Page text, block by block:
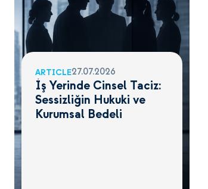
ARTICLE27.07.2026
İş Yerinde Cinsel Taciz:
Sessizliğin Hukuki ve
Kurumsal Bedeli